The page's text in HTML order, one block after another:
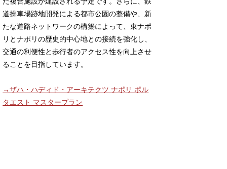
道操車場跡地開発による都市公園の整備や、新
たな道路ネットワークの構築によって、東ナポ
リとナポリの歴史的中心地との接続を強化し、
交通の利便性と歩行者のアクセス性を向上させ
ることを目指しています。
→ザハ・ハディド・アーキテクツ ナポリ ポル
タエスト マスタープラン